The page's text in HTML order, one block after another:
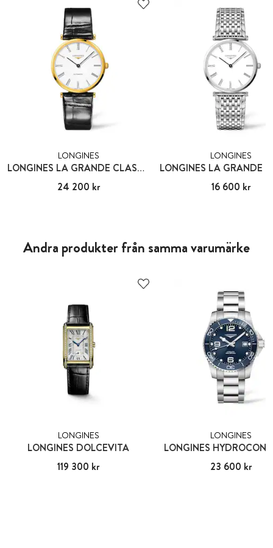
LONGINES
LONGINES LA GRANDE CLASSIQUE
Pris:24 200 kr
24 200 kr
LONGINES
Pris: 16 600 kr
16 600 kr
Andra produkter från samma varumärke
LONGINES
LONGINES DOLCEVITA
Pris:119 300 kr
119 300 kr
LONGINES
LONGINES
Pris:23 600 kr
23 600 kr